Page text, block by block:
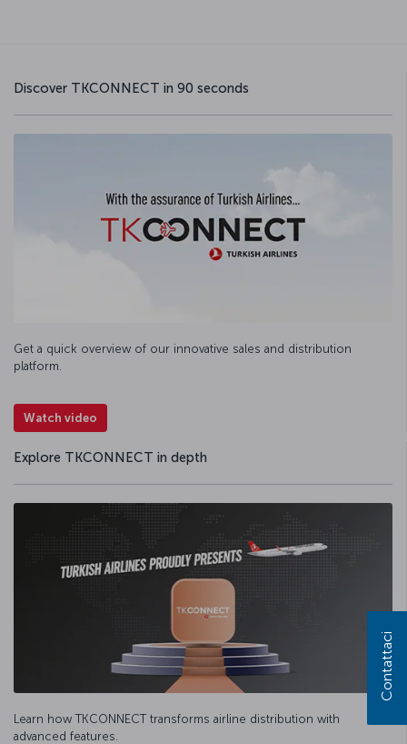
Discover TKCONNECT in 90 seconds
Get a quick overview of our innovative sales and distribution
platform.
Watch video
Explore TKCONNECT in depth
Learn how TKCONNECT transforms airline distribution with
advanced features.
Contattaci